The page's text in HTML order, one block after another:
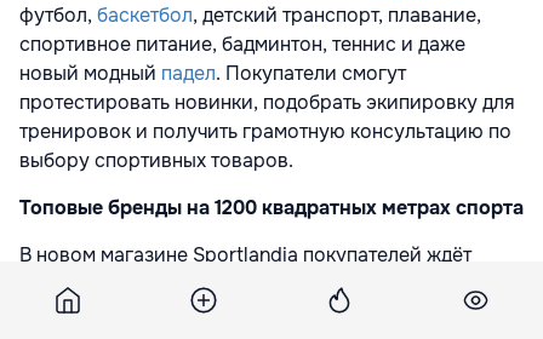
футбол, баскетбол, детский транспорт, плавание,
спортивное питание, бадминтон, теннис и даже
новый модный падел. Покупатели смогут
протестировать новинки, подобрать экипировку для
тренировок и получить грамотную консультацию по
выбору спортивных товаров.
Топовые бренды на 1200 квадратных метрах спорта
В новом магазине Sportlandia покупателей ждёт
ассортимент товаров от
международных
брендов, сочетающих качество, комфорт и